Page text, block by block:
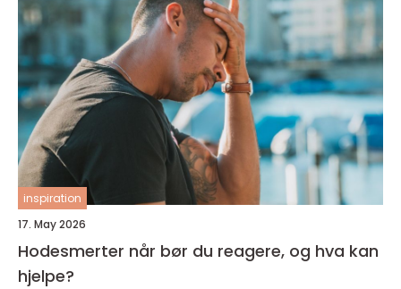
inspiration
17. May 2026
Hodesmerter når bør du reagere, og hva kan
hjelpe?